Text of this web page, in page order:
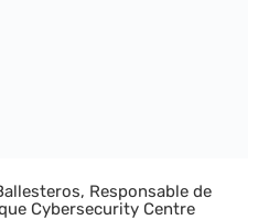
Responsable de
Cybersecurity Centre